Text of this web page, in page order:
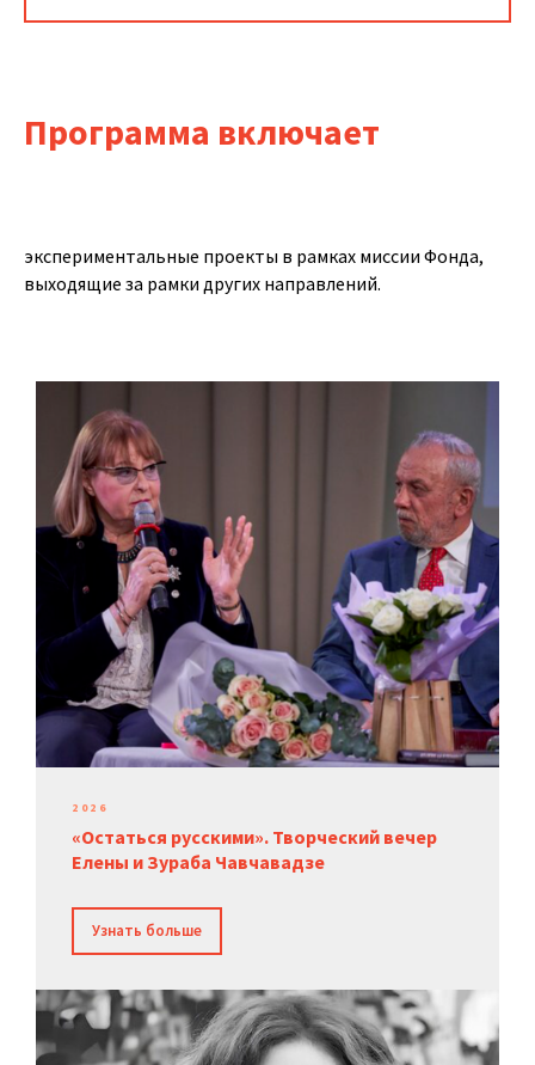
Программа включает
экспериментальные проекты в рамках миссии Фонда,
выходящие за рамки других направлений.
2026
«Остаться русскими». Творческий вечер
Елены и Зураба Чавчавадзе
Узнать больше